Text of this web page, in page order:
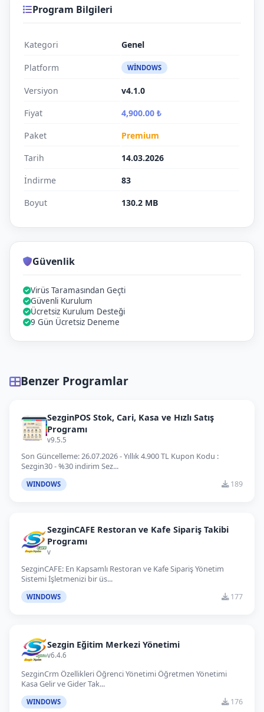
Program Bilgileri
Kategori Genel
Platform WINDOWS
Versiyon
v4.1.0
Fiyat
4,900.00 ₺
Paket
Premium
Tarih
14.03.2026
İndirme
83
Boyut
130.2 MB
Güvenlik
Virüs Taramasından Geçti
Güvenli Kurulum
Ücretsiz Kurulum Desteği
9 Gün Ücretsiz Deneme
Benzer Programlar
SezginPOS Stok, Cari, Kasa ve Hızlı Satış
Programı
v9.5.5
Son Güncelleme: 26.07.2026 - Yıllık 4.900 TL Kupon Kodu :
Sezgin30 - %30 indirim Sez...
WINDOWS 189
SezginCAFE Restoran ve Kafe Sipariş Takibi
Programı
v
SezginCAFE: En Kapsamlı Restoran ve Kafe Sipariş Yönetim
Sistemi İşletmenizi bir üs...
WINDOWS 177
Sezgin Eğitim Merkezi Yönetimi
v6.4.6
SezginCrm Özellikleri Öğrenci Yönetimi Öğretmen Yönetimi
Kasa Gelir ve Gider Tak...
WINDOWS 176